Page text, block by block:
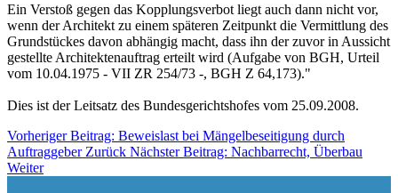
Ein Verstoß gegen das Kopplungsverbot liegt auch dann nicht vor,
wenn der Architekt zu einem späteren Zeitpunkt die Vermittlung des
Grundstückes davon abhängig macht, dass ihn der zuvor in Aussicht
gestellte Architektenauftrag erteilt wird (Aufgabe von BGH, Urteil
vom 10.04.1975 - VII ZR 254/73 -, BGH Z 64,173)."
Dies ist der Leitsatz des Bundesgerichtshofes vom 25.09.2008.
Vorheriger Beitrag: Beweislast bei Mängelbeseitigung durch
Auftraggeber Zurück Nächster Beitrag: Nachbarrecht, Überbau
Weiter